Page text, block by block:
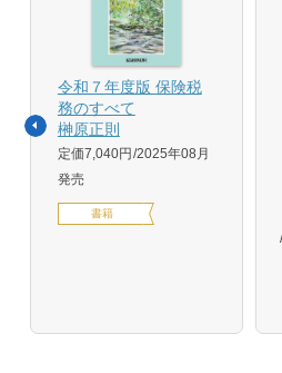
令和７年度版 保険税
務のすべて
榊原正則
定価7,040円 2025年08月
発売
書籍